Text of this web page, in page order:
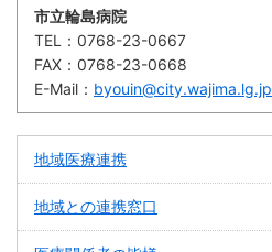
市立輪島病院
TEL： 0768-23-0667
FAX： 0768-23-0668
E-Mail： byouin@city.wajima.lg.jp
地域医療連携
地域との連携窓口